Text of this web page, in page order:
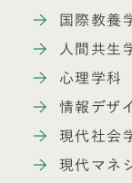
国際教養
人間共生
心理学科
情報デザ
現代社会
現代マネ